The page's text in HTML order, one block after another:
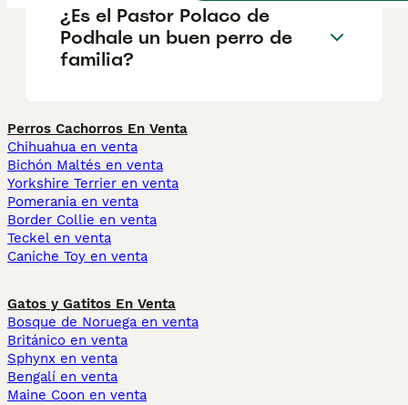
¿Es el Pastor Polaco de
Podhale un buen perro de
familia?
Perros Cachorros En Venta
Chihuahua en venta
Bichón Maltés en venta
Yorkshire Terrier en venta
Pomerania en venta
Border Collie en venta
Teckel en venta
Caniche Toy en venta
Gatos y Gatitos En Venta
Bosque de Noruega en venta
Británico en venta
Sphynx en venta
Bengalí en venta
Maine Coon en venta